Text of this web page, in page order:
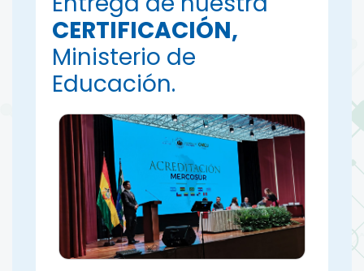
CERTIFICACIÓN,
Ministerio de
Educación.